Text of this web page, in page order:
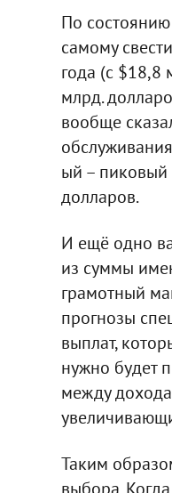
По состоянию
самому
года (с $18,8
млрд.
вообще
ый – пиковый
долларов.
И ещё одно
из суммы
грамотный
прогнозы
выплат,
нужно будет
между
Таким
выбора.